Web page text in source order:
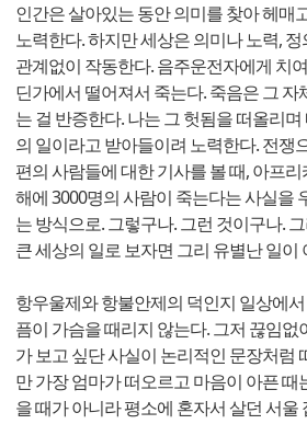
인간은 살아있는 동안 의미를 찾아 헤매
노력한다. 하지만 세상은 의미나 노력,
관계없이 작동한다. 음주운전자에게 치
딘가에서 떨어져서 죽는다. 죽음은 그 자
는 걸 반증한다. 나는 그 헛됨을 떠올리
의 일이라고 받아들이려 노력한다. 전쟁
편의 사람들에 대한 기사를 볼 때, 아프
해에 3000명의 사람이 죽는다는 사실을
는 방식으로. 그렇구나. 그런 것이구나.
큰 세상의 일로 보자면 그리 유별난 일이
항우울제와 항불안제의 덕인지 일상에
픔이 가슴을 때리지 않는다. 그저 끊임
가 보고 싶단 사실이 논리적인 문장처럼
만 가장 엄마가 떠오르고 마음이 아픈 때
을 때가 아니라 평소에 혼자서 살던 서울